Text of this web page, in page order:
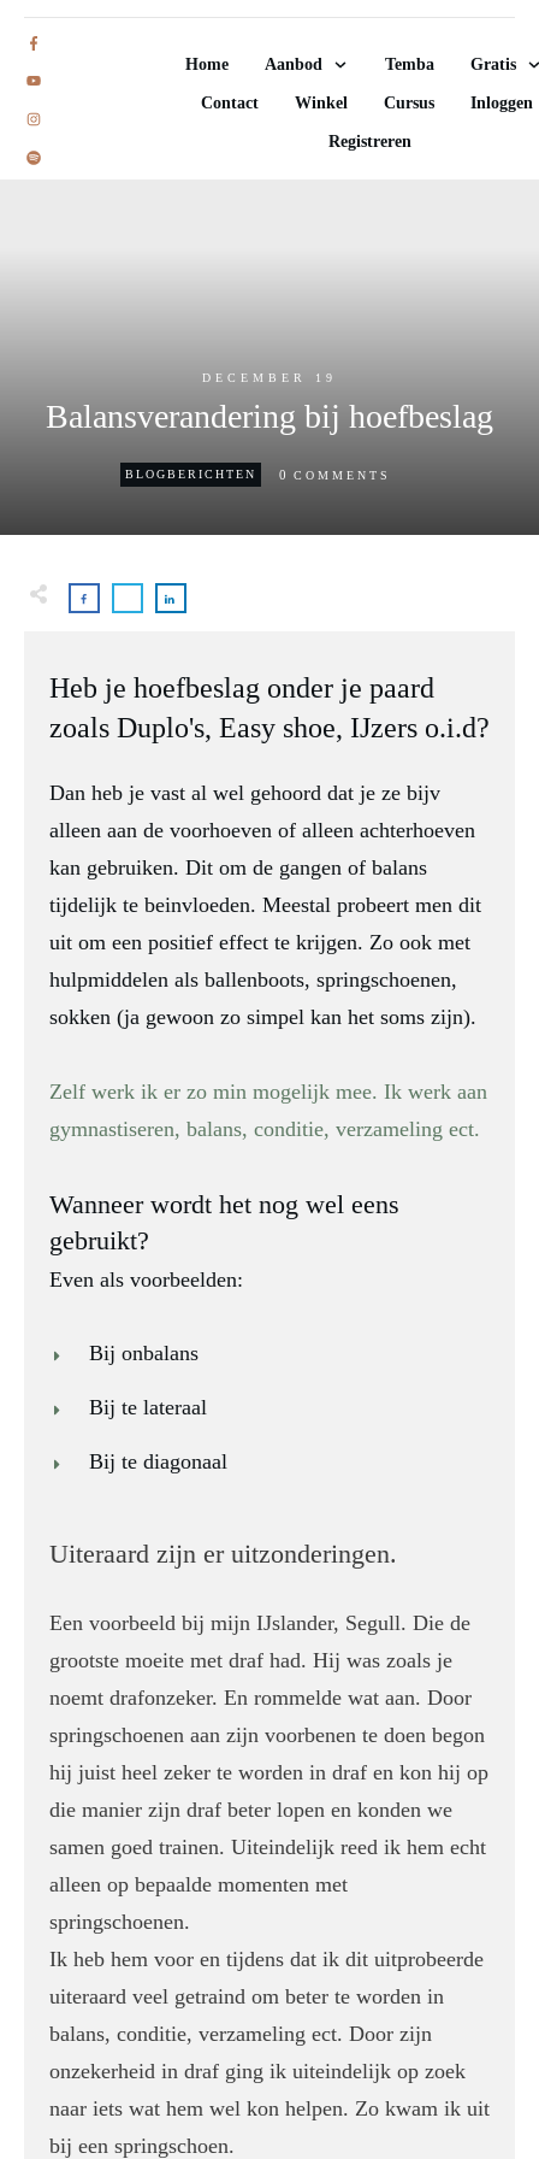
Home Aanbod Temba Gratis
Contact Winkel Cursus Inloggen
Registreren
DECEMBER 19
Balansverandering bij hoefbeslag
BLOGBERICHTEN 0 COMMENTS
Heb je hoefbeslag onder je paard
zoals Duplo's, Easy shoe, IJzers o.i.d?
Dan heb je vast al wel gehoord dat je ze bijv
alleen aan de voorhoeven of alleen achterhoeven
kan gebruiken. Dit om de gangen of balans
tijdelijk te beinvloeden. Meestal probeert men dit
uit om een positief effect te krijgen. Zo ook met
hulpmiddelen als ballenboots, springschoenen,
sokken (ja gewoon zo simpel kan het soms zijn).
Zelf werk ik er zo min mogelijk mee. Ik werk aan
gymnastiseren, balans, conditie, verzameling ect.
Wanneer wordt het nog wel eens
gebruikt?
Even als voorbeelden:
Bij onbalans
Bij te lateraal
Bij te diagonaal
Uiteraard zijn er uitzonderingen.
Een voorbeeld bij mijn IJslander, Segull. Die de
grootste moeite met draf had. Hij was zoals je
noemt drafonzeker. En rommelde wat aan. Door
springschoenen aan zijn voorbenen te doen begon
hij juist heel zeker te worden in draf en kon hij op
die manier zijn draf beter lopen en konden we
samen goed trainen. Uiteindelijk reed ik hem echt
alleen op bepaalde momenten met
springschoenen.
Ik heb hem voor en tijdens dat ik dit uitprobeerde
uiteraard veel getraind om beter te worden in
balans, conditie, verzameling ect. Door zijn
onzekerheid in draf ging ik uiteindelijk op zoek
naar iets wat hem wel kon helpen. Zo kwam ik uit
bij een springschoen.